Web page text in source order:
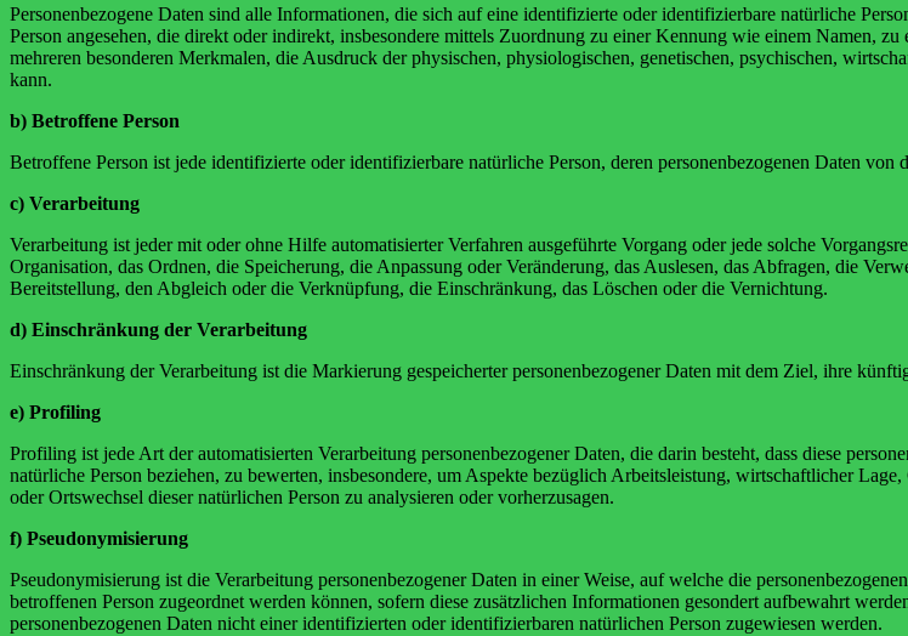
Personenbezogene Daten sind alle Informationen, die sich auf eine identifizierte oder identifizierbare natürliche
Person angesehen, die direkt oder indirekt, insbesondere mittels Zuordnung zu einer Kennung wie einem Namen,
mehreren besonderen Merkmalen, die Ausdruck der physischen, physiologischen, genetischen, psychischen,
kann.
b) Betroffene Person
Betroffene Person ist jede identifizierte oder identifizierbare natürliche Person, deren personenbezogenen Daten
c) Verarbeitung
Verarbeitung ist jeder mit oder ohne Hilfe automatisierter Verfahren ausgeführte Vorgang oder jede solche
Organisation, das Ordnen, die Speicherung, die Anpassung oder Veränderung, das Auslesen, das Abfragen, die
Bereitstellung, den Abgleich oder die Verknüpfung, die Einschränkung, das Löschen oder die Vernichtung.
d) Einschränkung der Verarbeitung
Einschränkung der Verarbeitung ist die Markierung gespeicherter personenbezogener Daten mit dem Ziel, ihre
e) Profiling
Profiling ist jede Art der automatisierten Verarbeitung personenbezogener Daten, die darin besteht, dass diese
natürliche Person beziehen, zu bewerten, insbesondere, um Aspekte bezüglich Arbeitsleistung, wirtschaftlicher
oder Ortswechsel dieser natürlichen Person zu analysieren oder vorherzusagen.
f) Pseudonymisierung
Pseudonymisierung ist die Verarbeitung personenbezogener Daten in einer Weise, auf welche die
betroffenen Person zugeordnet werden können, sofern diese zusätzlichen Informationen gesondert aufbewahrt
personenbezogenen Daten nicht einer identifizierten oder identifizierbaren natürlichen Person zugewiesen werden.